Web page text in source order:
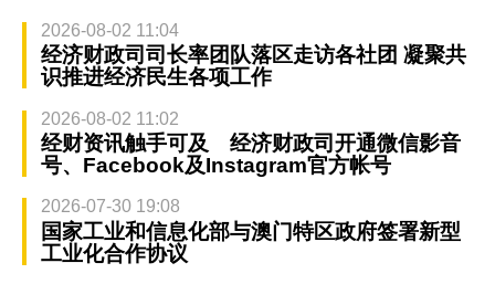
2026-08-02 11:04
经济财政司司长率团队落区走访各社团 凝聚共
识推进经济民生各项工作
2026-08-02 11:02
经财资讯触手可及 经济财政司开通微信影音
号、Facebook及Instagram官方帐号
2026-07-30 19:08
国家工业和信息化部与澳门特区政府签署新型
工业化合作协议